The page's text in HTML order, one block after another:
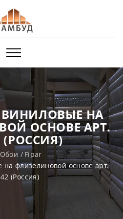
ВИНИЛОВЫЕ НА
ОСНОВЕ АРТ.
(РОССИЯ)
Обои
Fipar
флизелиновой основе арт.
(Россия)